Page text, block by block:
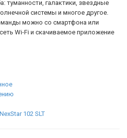
туманности, галактики, звездные
системы и многое другое.
можно со смартфона или
Wi-Fi и скачиваемое приложение